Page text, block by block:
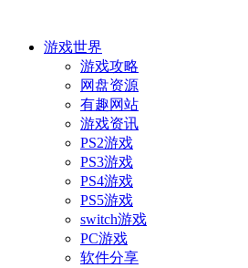
游戏世界
游戏攻略
网盘资源
有趣网站
游戏资讯
PS2游戏
PS3游戏
PS4游戏
PS5游戏
switch游戏
PC游戏
软件分享